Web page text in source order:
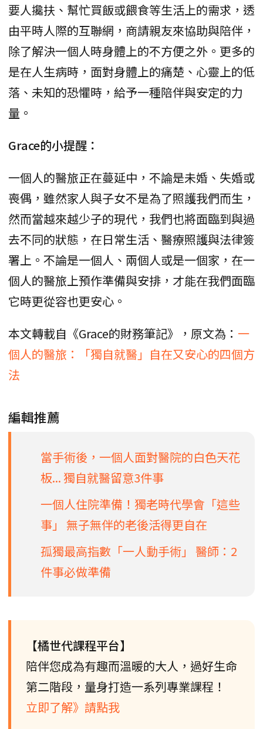
要人攙扶、幫忙買飯或餵食等生活上的需求，透
由平時人際的互聯網，商請親友來協助與陪伴，
除了解決一個人時身體上的不方便之外。更多的
是在人生病時，面對身體上的痛楚、心靈上的低
落、未知的恐懼時，給予一種陪伴與安定的力
量。
Grace的小提醒：
一個人的醫旅正在蔓延中，不論是未婚、失婚或
喪偶，雖然家人與子女不是為了照護我們而生，
然而當越來越少子的現代，我們也將面臨到與過
去不同的狀態，在日常生活、醫療照護與法律簽
署上。不論是一個人、兩個人或是一個家，在一
個人的醫旅上預作準備與安排，才能在我們面臨
它時更從容也更安心。
本文轉載自《Grace的財務筆記》，原文為： 一
個人的醫旅：「獨自就醫」自在又安心的四個方
法
編輯推薦
當手術後，一個人面對醫院的白色天花
板... 獨自就醫留意3件事
一個人住院準備！獨老時代學會「這些
事」 無子無伴的老後活得更自在
孤獨最高指數「一人動手術」 醫師：2
件事必做準備
【橘世代課程平台】
陪伴您成為有趣而溫暖的大人，過好生命
第二階段，量身打造一系列專業課程！
立即了解》請點我